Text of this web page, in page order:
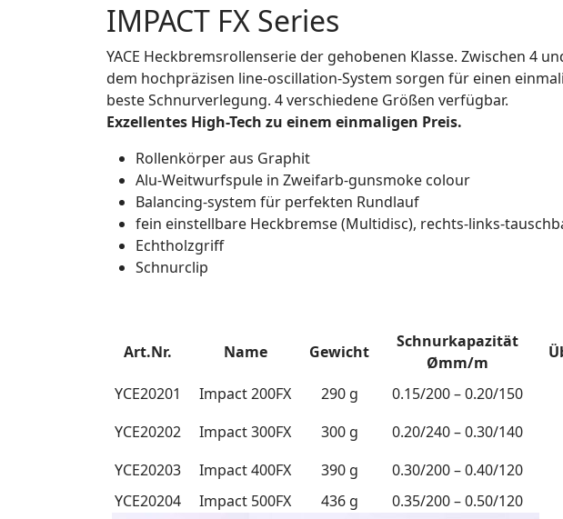
IMPACT FX Series
YACE Heckbremsrollenserie der gehobenen Klasse. Zwischen 4
dem hochpräzisen line-oscillation-System sorgen für einen
beste Schnurverlegung. 4 verschiedene Größen verfügbar.
Exzellentes High-Tech zu einem einmaligen Preis.
Rollenkörper aus Graphit
Alu-Weitwurfspule in Zweifarb-gunsmoke colour
Balancing-system für perfekten Rundlauf
fein einstellbare Heckbremse (Multidisc), rechts-links-
Echtholzgriff
Schnurclip
Art.Nr. Name Gewicht
Schnurkapazität
Ømm/m
YCE20201 Impact 200FX 290 g 0.15/200 – 0.20/150
YCE20202 Impact 300FX 300 g 0.20/240 – 0.30/140
YCE20203 Impact 400FX 390 g 0.30/200 – 0.40/120
YCE20204
Impact 500FX 436 g 0.35/200 – 0.50/120